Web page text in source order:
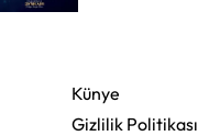
Künye
Gizlilik Politikası